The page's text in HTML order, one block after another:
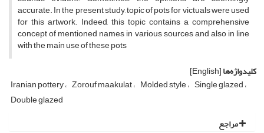
accurate. In the present study, topic of pots for victuals were used
for this artwork. Indeed, this topic contains a comprehensive
concept of mentioned names in various sources and also in line
with the main use of these pots
کلیدواژه‌ها[English]
Iranian pottery Zorouf maakulat Molded style Single glazed
Double glazed
مراجع